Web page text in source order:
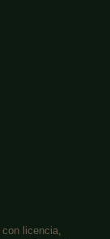
con licencia,